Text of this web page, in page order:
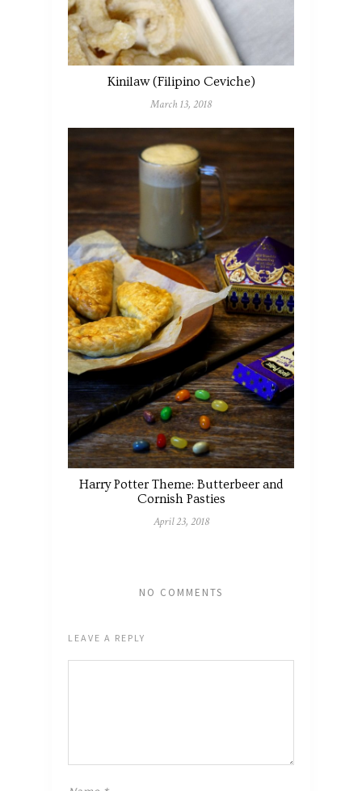
Kinilaw (Filipino Ceviche)
March 13, 2018
Harry Potter Theme: Butterbeer and
Cornish Pasties
April 23, 2018
NO COMMENTS
LEAVE A REPLY